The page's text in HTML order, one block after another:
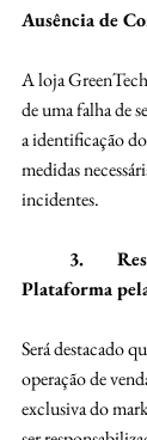
Ausência de
A loja
de uma falha de
a identificação
medidas
incidentes.
Plataforma
Será destacado
operação de
exclusiva do